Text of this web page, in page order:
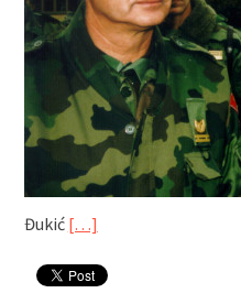
Đukić […]